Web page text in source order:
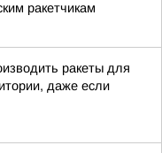
ракетчикам
ракеты для
даже если